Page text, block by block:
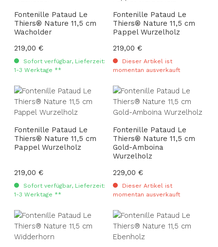
Fontenille Pataud Le
Thiers® Nature 11,5 cm
Wacholder
Regulärer Preis:
219,00 €
Sofort verfügbar, Lieferzeit:
1-3 Werktage **
Fontenille Pataud Le
Thiers® Nature 11,5 cm
Pappel Wurzelholz
Regulärer Preis:
219,00 €
Dieser Artikel ist
momentan ausverkauft
Fontenille Pataud Le
Thiers® Nature 11,5 cm
Pappel Wurzelholz
Regulärer Preis:
219,00 €
Sofort verfügbar, Lieferzeit:
1-3 Werktage **
Fontenille Pataud Le
Thiers® Nature 11,5 cm
Gold-Amboina
Wurzelholz
Regulärer Preis:
229,00 €
Dieser Artikel ist
momentan ausverkauft